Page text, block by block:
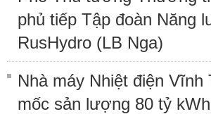
phủ tiếp Tập đoàn Năng
RusHydro (LB Nga)
Nhà máy Nhiệt điện Vĩnh
mốc sản lượng 80 tỷ kWh